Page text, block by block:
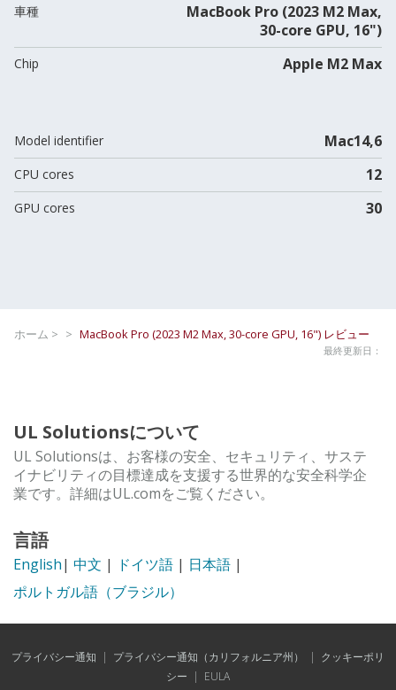
車種
MacBook Pro (2023 M2 Max,
30-core GPU, 16")
Chip Apple M2 Max
Model identifier Mac14,6
CPU cores 12
GPU cores 30
ホーム > > MacBook Pro (2023 M2 Max, 30-core GPU, 16") レビュー
最終更新日：
UL Solutionsについて
UL Solutionsは、お客様の安全、セキュリティ、サステ
イナビリティの目標達成を支援する世界的な安全科学企
業です。詳細はUL.comをご覧ください。
言語
English| 中文 | ドイツ語 | 日本語 |
ポルトガル語（ブラジル）
プライバシー通知 | プライバシー通知（カリフォルニア州） | クッキーポリ
シー | EULA